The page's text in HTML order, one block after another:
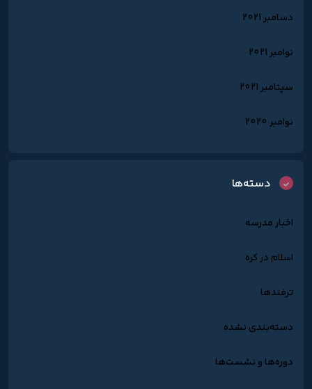
دسامبر 2021
نوامبر 2021
سپتامبر 2021
نوامبر 2020
دسته‌ها
اخبار مدرسه
اسلام در کره
ترفندها
دسته‌بندی نشده
دوره‌ها و نشست‌ها